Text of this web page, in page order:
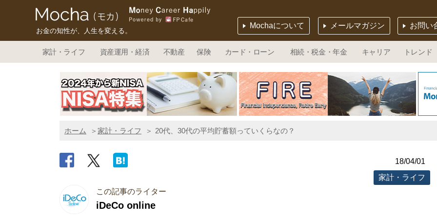
お金の知性が、人生を変える。
お問い
メールマガジン
Mochaについて
家計・ライフ 資産運用・経済 不動産 保険 カード・ローン 相続・税金・年金 キャリア トレンド
ホーム 家計・ライフ 20代、30代の平均貯蓄額っていくらなの？
18/04/01
家計・ライフ
この記事のライター
iDeCo online